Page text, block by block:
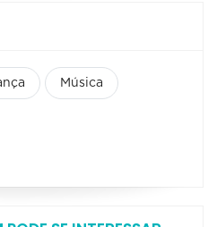
Música